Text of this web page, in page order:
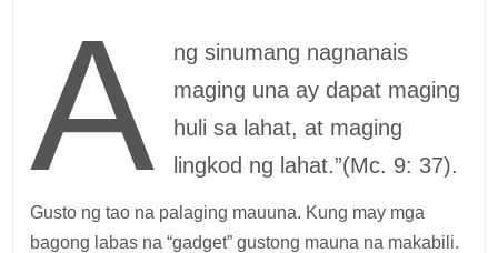
A
ng sinumang nagnanais
maging una ay dapat maging
huli sa lahat, at maging
lingkod ng lahat.”(Mc. 9: 37).
Gusto ng tao na palaging mauuna. Kung may mga
bagong labas na “gadget” gustong mauna na makabili.